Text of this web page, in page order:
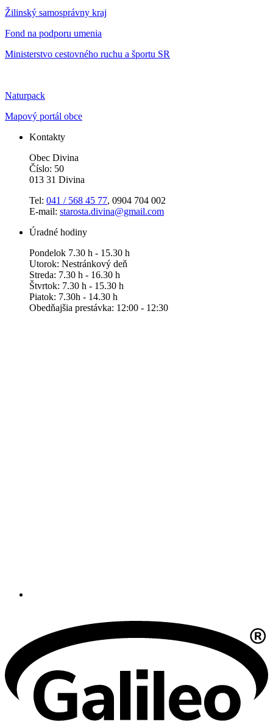
Žilinský samosprávny kraj
Fond na podporu umenia
Ministerstvo cestovného ruchu a športu SR
Naturpack
Mapový portál obce
Kontakty
Obec Divina
Číslo: 50
013 31 Divina
Tel: 041 / 568 45 77, 0904 704 002
E-mail: starosta.divina@gmail.com
Úradné hodiny
Pondelok 7.30 h - 15.30 h
Utorok: Nestránkový deň
Streda: 7.30 h - 16.30 h
Štvrtok: 7.30 h - 15.30 h
Piatok: 7.30h - 14.30 h
Obedňajšia prestávka: 12:00 - 12:30